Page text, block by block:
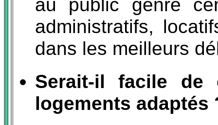
au public genre
administratifs,
dans les meilleurs
Serait-il facile de
logements adaptés